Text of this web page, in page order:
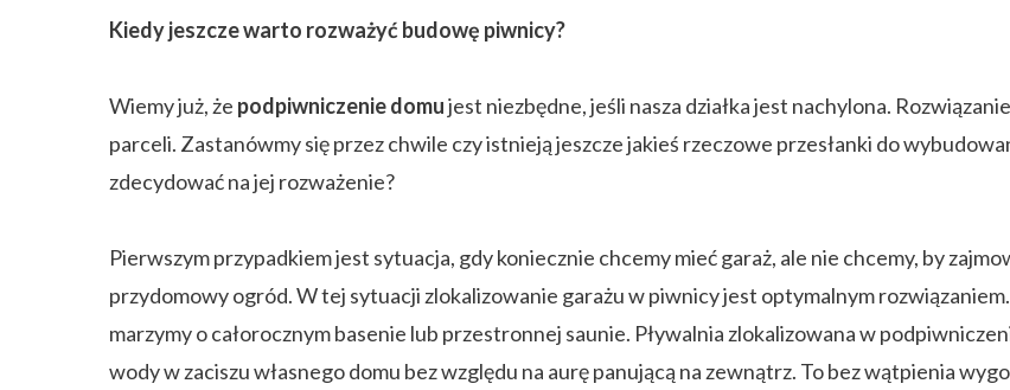
Kiedy jeszcze warto rozważyć budowę piwnicy?
Wiemy już, że podpiwniczenie domujest niezbędne, jeśli nasza działka jest nachylona.
parceli. Zastanówmy się przez chwile czy istnieją jeszcze jakieś rzeczowe przesłanki do
zdecydować na jej rozważenie?
Pierwszym przypadkiem jest sytuacja, gdy koniecznie chcemy mieć garaż, ale nie chcemy, by
przydomowy ogród. W tej sytuacji zlokalizowanie garażu w piwnicy jest optymalnym rozwiązaniem.
marzymy o całorocznym basenie lub przestronnej saunie. Pływalnia zlokalizowana w
wody w zaciszu własnego domu bez względu na aurę panującą na zewnątrz. To bez wątpienia